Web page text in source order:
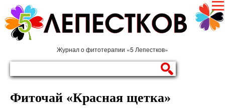
Журнал о фитотерапии «5 Лепестков»
Фиточай «Красная щетка»